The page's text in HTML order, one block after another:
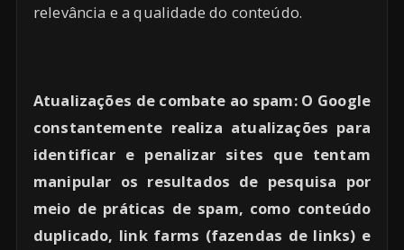
relevância e a qualidade do conteúdo.
Atualizações de combate ao spam: O Google
constantemente realiza atualizações para
identificar e penalizar sites que tentam
manipular os resultados de pesquisa por
meio de práticas de spam, como conteúdo
duplicado, link farms (fazendas de links) e